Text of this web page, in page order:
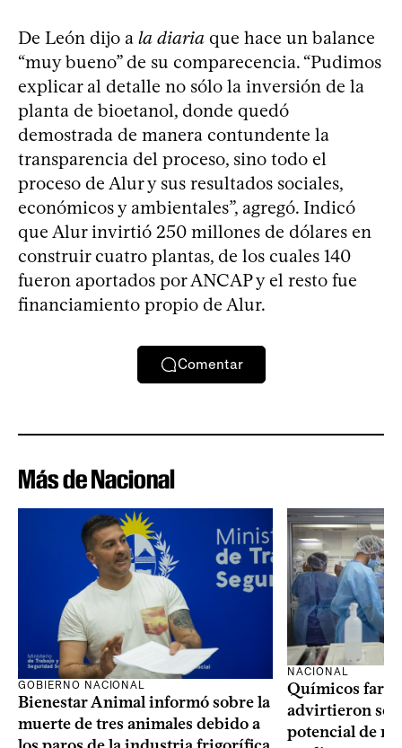
De León dijo a la diaria que hace un balance
“muy bueno” de su comparecencia. “Pudimos
explicar al detalle no sólo la inversión de la
planta de bioetanol, donde quedó
demostrada de manera contundente la
transparencia del proceso, sino todo el
proceso de Alur y sus resultados sociales,
económicos y ambientales”, agregó. Indicó
que Alur invirtió 250 millones de dólares en
construir cuatro plantas, de los cuales 140
fueron aportados por ANCAP y el resto fue
financiamiento propio de Alur.
Comentar
Más de Nacional
GOBIERNO NACIONAL
Bienestar Animal informó sobre la
muerte de tres animales debido a
NACIONAL
Químicos
advirtieron
potencial de